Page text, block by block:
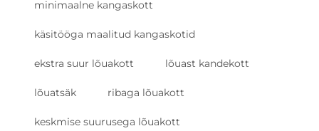
minimaalne kangaskott
käsitööga maalitud kangaskotid
ekstra suur lõuakott lõuast kandekott
lõuatsäk ribaga lõuakott
keskmise suurusega lõuakott